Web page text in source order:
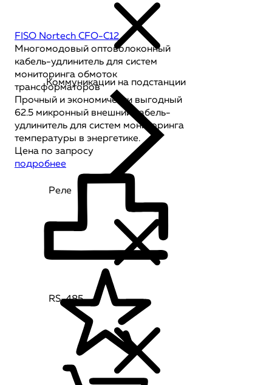
FISO Nortech CFO-C12
Многомодовый оптоволоконный
кабель-удлинитель для систем
мониторинга обмоток
трансформаторов
Прочный и экономически выгодный
62.5 микронный внешний кабель-
удлинитель для систем мониторинга
температуры в энергетике.
Цена по запросу
подробнее
Коммуникации на подстанции
Реле
RS-485